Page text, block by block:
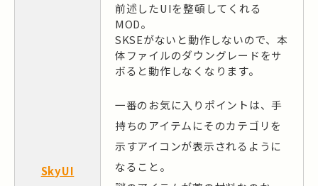
SkyUI
前述したUIを整頓してくれる
MOD。
SKSEがないと動作しないので、本
体ファイルのダウングレードをサ
ボると動作しなくなります。
一番のお気に入りポイントは、手
持ちのアイテムにそのカテゴリを
示すアイコンが表示されるように
なること。